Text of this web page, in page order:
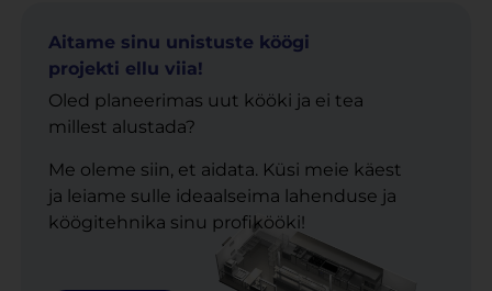
Aitame sinu unistuste köögi
projekti ellu viia!
Oled planeerimas uut kööki ja ei tea
millest alustada?
Me oleme siin, et aidata. Küsi meie käest
ja leiame sulle ideaalseima lahenduse ja
köögitehnika sinu profikööki!